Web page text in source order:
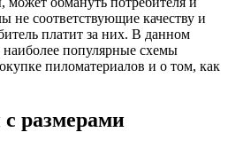
не соответствующие качеству и
платит за них. В данном
популярные схемы
пиломатериалов и о том, как
размерами